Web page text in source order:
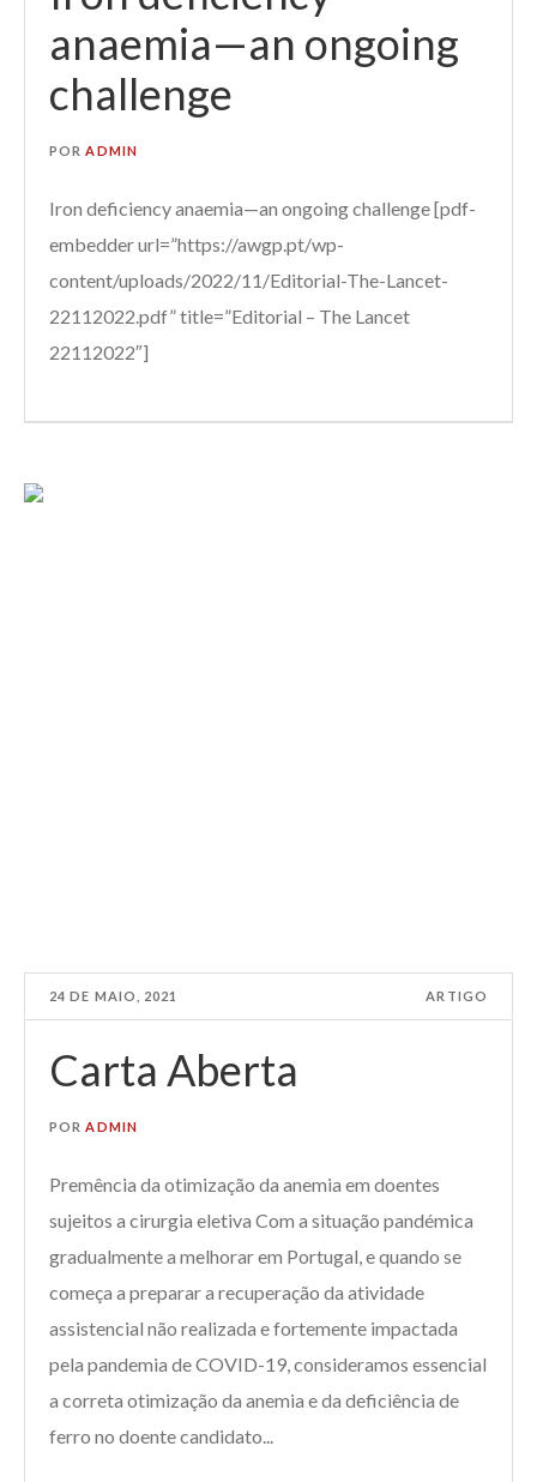
anaemia—an ongoing
challenge
PORADMIN
Iron deficiency anaemia—an ongoing challenge [pdf-
embedder url=”https://awgp.pt/wp-
content/uploads/2022/11/Editorial-The-Lancet-
22112022.pdf” title=”Editorial – The Lancet
22112022″]
24 DE MAIO, 2021 ARTIGO
Carta Aberta
PORADMIN
Premência da otimização da anemia em doentes
sujeitos a cirurgia eletiva Com a situação pandémica
gradualmente a melhorar em Portugal, e quando se
começa a preparar a recuperação da atividade
assistencial não realizada e fortemente impactada
pela pandemia de COVID-19, consideramos essencial
a correta otimização da anemia e da deficiência de
ferro no doente candidato...